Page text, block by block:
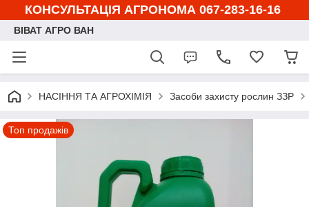
КОНСУЛЬТАЦІЯ АГРОНОМА 067-283-16-16
ВІВАТ АГРО ВАН
НАСІННЯ ТА АГРОХІМІЯ Засоби захисту рослин ЗЗР
Топ продажів